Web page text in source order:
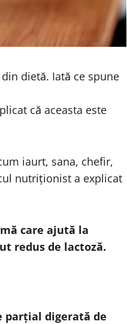
dietă. Iată ce spune
că aceasta este
iaurt, sana, chefir,
nutriționist a explicat
care ajută la
redus de lactoză.
parțial digerată de